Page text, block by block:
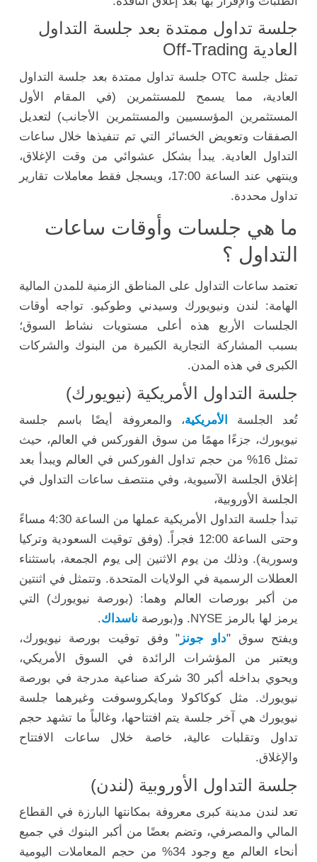
جلسة تداول ممتدة بعد جلسة التداول
العادية Off-Trading
تمثل جلسة OTC جلسة تداول ممتدة بعد جلسة التداول
العادية، مما يسمح للمستثمرين (في المقام الأول
المستثمرين المؤسسيين والمستثمرين الأجانب) لتعديل
الصفقات وتعويض الخسائر التي تم تنفيذها خلال ساعات
التداول العادية. يبدأ بشكل عشوائي من وقت الإغلاق،
وينتهي عند الساعة 17:00، ويسجل فقط معاملات تقارير
تداول محددة.
ما هي جلسات وأوقات ساعات
التداول ؟
تعتمد ساعات التداول على المناطق الزمنية للمدن المالية
الهامة: لندن ونيويورك وسيدني وطوكيو. تواجه أوقات
الجلسات الأربع هذه أعلى مستويات نشاط السوق؛
بسبب المشاركة التجارية الكبيرة من البنوك والشركات
الكبرى في هذه المدن.
جلسة التداول الأمريكية (نيويورك)
تُعد الجلسة الأمريكية، والمعروفة أيضًا باسم جلسة
نيويورك، جزءًا مهمًا من سوق الفوركس في العالم، حيث
تمثل 16% من حجم تداول الفوركس في العالم ويبدأ بعد
إغلاق الجلسة الآسيوية، وفي منتصف ساعات التداول في
الجلسة الأوروبية،
تبدأ جلسة التداول الأمريكية عملها من الساعة 4:30 مساءً
وحتى الساعة 12:00 فجراً. (وفق توقيت السعودية وتركيا
وسورية). وذلك من يوم الاثنين إلى يوم الجمعة، باستثناء
العطلات الرسمية في الولايات المتحدة. وتتمثل في اثنتين
من أكبر بورصات العالم وهما: (بورصة نيويورك) التي
يرمز لها بالرمز NYSE. و(بورصة
ناسداك.
ويفتح سوق "داو جونز " وفق توقيت بورصة نيويورك،
ويعتبر من المؤشرات الرائدة في السوق الأمريكي،
ويحوي بداخله أكبر 30 شركة صناعية مدرجة في بورصة
نيويورك. مثل كوكاكولا ومايكروسوفت وغيرهما جلسة
نيويورك هي آخر جلسة يتم افتتاحها، وغالباً ما تشهد حجم
تداول وتقلبات عالية، خاصة خلال ساعات الافتتاح
والإغلاق.
جلسة التداول الأوروبية (لندن)
تعد لندن مدينة كبرى معروفة بمكانتها البارزة في القطاع
المالي والمصرفي، وتضم بعضًا من أكبر البنوك في جميع
أنحاء العالم مع وجود 34% من حجم المعاملات اليومية